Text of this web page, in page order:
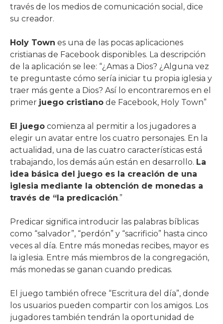
través de los medios de comunicación social, dice
su creador.
Holy Town es una de las pocas aplicaciones
cristianas de Facebook disponibles. La descripción
de la aplicación se lee: “¿Amas a Dios? ¿Alguna vez
te preguntaste cómo sería iniciar tu propia iglesia y
traer más gente a Dios? Así lo encontraremos en el
primer juego cristiano de Facebook, Holy Town”
El juego comienza al permitir a los jugadores a
elegir un avatar entre los cuatro personajes. En la
actualidad, una de las cuatro características está
trabajando, los demás aún están en desarrollo. La
idea básica del juego es la creación de una
iglesia mediante la obtención de monedas a
través de “la predicación.”
Predicar significa introducir las palabras bíblicas
como “salvador”, “perdón” y “sacrificio” hasta cinco
veces al día. Entre más monedas recibes, mayor es
la iglesia. Entre más miembros de la congregación,
más monedas se ganan cuando predicas.
El juego también ofrece “Escritura del día”, donde
los usuarios pueden compartir con los amigos. Los
jugadores también tendrán la oportunidad de